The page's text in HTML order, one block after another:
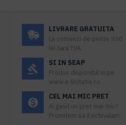
LIVRARE GRATUITA
La comenzi de peste 550
lei fara TVA.
SI IN SEAP
Produs disponibil si pe
www.e-licitatie.ro
CEL MAI MIC PRET
Ai gasit un pret mai mic?
Promitem sa il echivalam.